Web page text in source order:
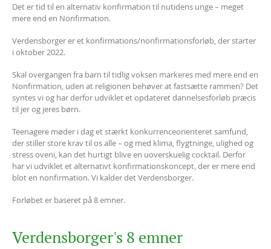
Det er tid til en alternativ konfirmation til nutidens unge – meget
mere end en Nonfirmation.
Verdensborger er et konfirmations/nonfirmationsforløb, der starter
i oktober 2022.
Skal overgangen fra barn til tidlig voksen markeres med mere end en
Nonfirmation, uden at religionen behøver at fastsætte rammen? Det
syntes vi og har derfor udviklet et opdateret dannelsesforløb præcis
til jer og jeres børn.
Teenagere møder i dag et stærkt konkurrenceorienteret samfund,
der stiller store krav til os alle – og med klima, flygtninge, ulighed og
stress oveni, kan det hurtigt blive en uoverskuelig cocktail. Derfor
har vi udviklet et alternativt konfirmationskoncept, der er mere end
blot en nonfirmation. Vi kalder det Verdensborger.
Forløbet er baseret på 8 emner.
Verdensborger's 8 emner